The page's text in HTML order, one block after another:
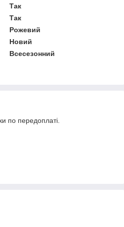
Так
Так
Рожевий
Новий
Всесезонний
по передоплаті.